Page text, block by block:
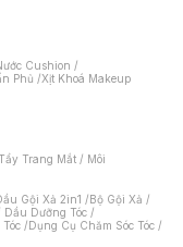
Cushion /
Phủ /Xịt Khoá Makeup
Tẩy Trang Mắt / Môi
Gội Xả 2in1 /Bộ Gội Xả /
Dầu Dưỡng Tóc /
/Dụng Cụ Chăm Sóc Tóc /